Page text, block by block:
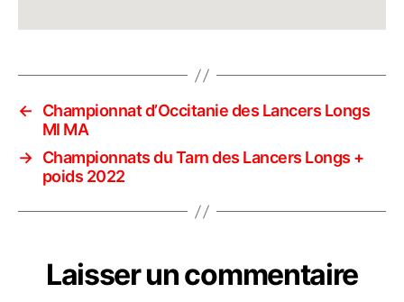
←
Championnat d’Occitanie des Lancers Longs
MI MA
→ Championnats du Tarn des Lancers Longs +
poids 2022
Laisser un commentaire